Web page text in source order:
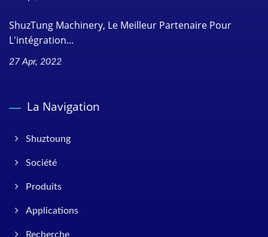
ShuzTung Machinery, Le Meilleur Partenaire Pour
L'intégration...
27 Apr, 2022
La Navigation
Shuztoung
Société
Produits
Applications
Recherche